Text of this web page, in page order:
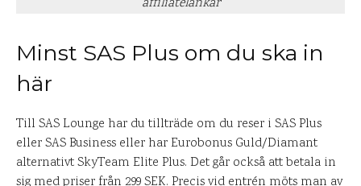
Minst SAS Plus om du ska in
här
Till SAS Lounge har du tillträde om du reser i SAS Plus
eller SAS Business eller har Eurobonus Guld/Diamant
alternativt SkyTeam Elite Plus. Det går också att betala in